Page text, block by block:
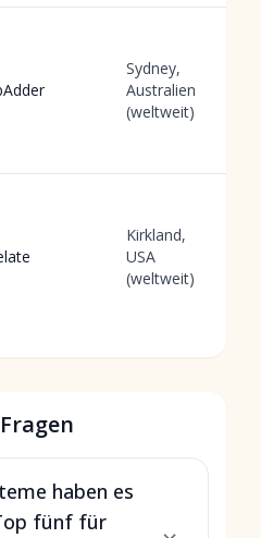
Sydney,
Australien
(weltweit)
Kirkland,
USA
(weltweit)
haben es
fünf für